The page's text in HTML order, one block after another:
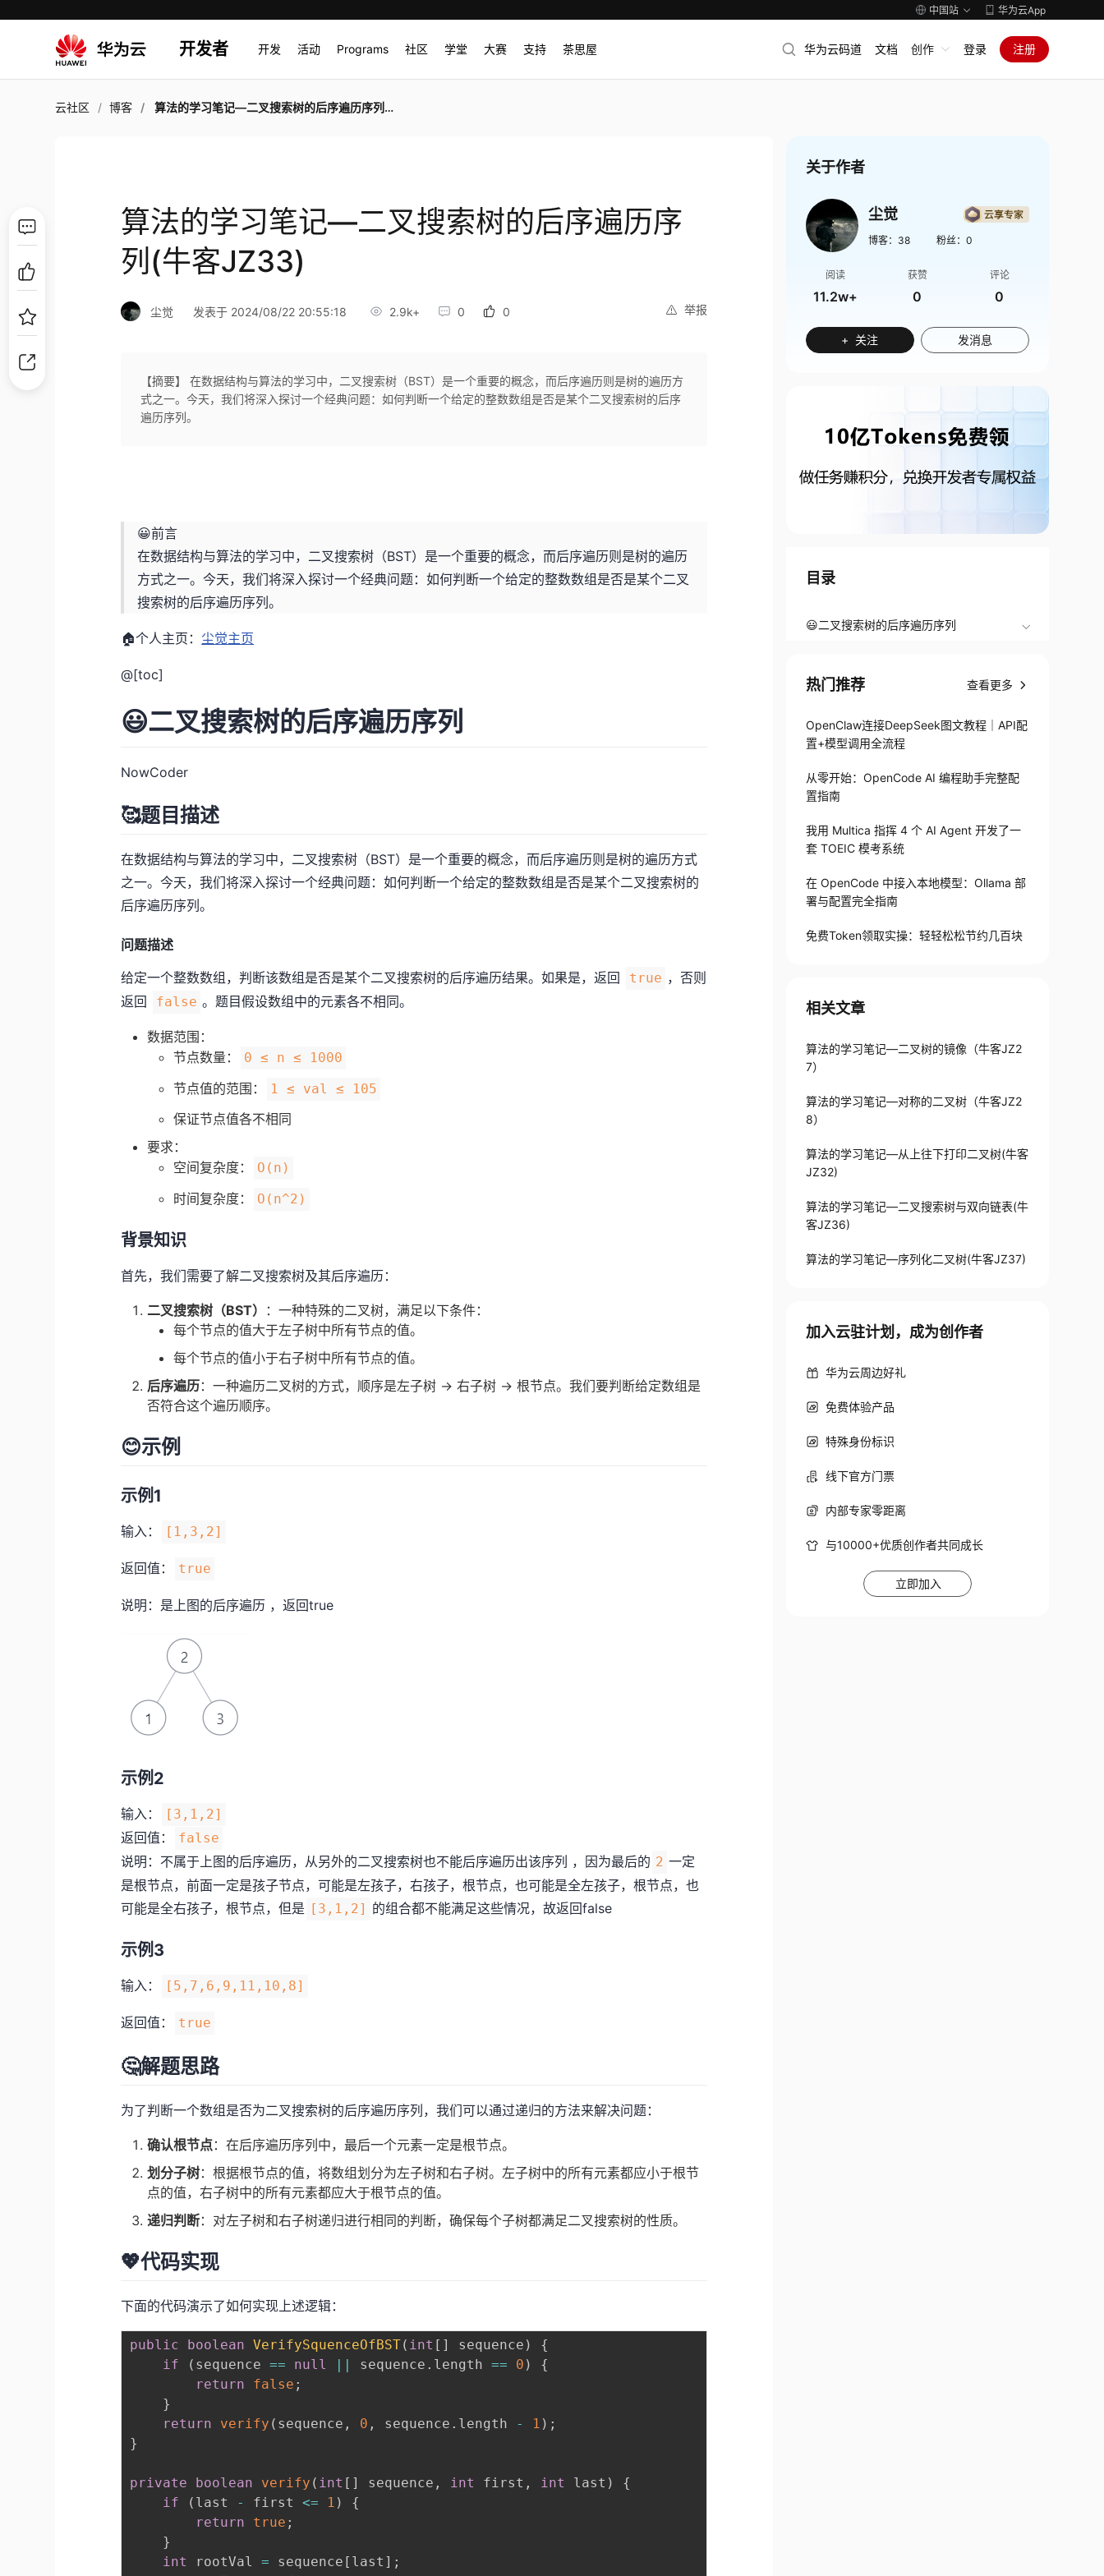
中国站 华为云App
开发者 开发 活动 Programs 社区 学堂 大赛 支持 茶思屋 华为云码道 文档 创作 登录 注册
云社区 博客 算法的学习笔记—二叉搜索树的后序遍历序列(牛客JZ33)
算法的学习笔记—二叉搜索树的后序遍历序
列(牛客JZ33)
举报
尘觉 发表于 2024/08/22 20:55:18 2.9k+ 0 0
【摘要】 在数据结构与算法的学习中，二叉搜索树（BST）是一个重要的概念，而后序遍历则是树的遍历方
式之一。今天，我们将深入探讨一个经典问题：如何判断一个给定的整数数组是否是某个二叉搜索树的后序
遍历序列。
😀前言
在数据结构与算法的学习中，二叉搜索树（BST）是一个重要的概念，而后序遍历则是树的遍历
方式之一。今天，我们将深入探讨一个经典问题：如何判断一个给定的整数数组是否是某个二叉
搜索树的后序遍历序列。
🏠个人主页： 尘觉主页
@[toc]
😃二叉搜索树的后序遍历序列
NowCoder
🥰题目描述
在数据结构与算法的学习中，二叉搜索树（BST）是一个重要的概念，而后序遍历则是树的遍历方式
之一。今天，我们将深入探讨一个经典问题：如何判断一个给定的整数数组是否是某个二叉搜索树的
后序遍历序列。
问题描述
给定一个整数数组，判断该数组是否是某个二叉搜索树的后序遍历结果。如果是，返回
true ，否则
返回
false 。题目假设数组中的元素各不相同。
数据范围：
节点数量：
0 ≤ n ≤ 1000
节点值的范围： 1 ≤ val ≤ 105
保证节点值各不相同
要求：
空间复杂度：
O(n)
时间复杂度： O(n^2)
背景知识
首先，我们需要了解二叉搜索树及其后序遍历：
二叉搜索树（BST）
：一种特殊的二叉树，满足以下条件：
每个节点的值大于左子树中所有节点的值。
每个节点的值小于右子树中所有节点的值。
后序遍历：一种遍历二叉树的方式，顺序是左子树 -> 右子树 -> 根节点。我们要判断给定数组是
否符合这个遍历顺序。
😊示例
示例1
输入： [1,3,2]
返回值： true
说明：是上图的后序遍历 ，返回true
示例2
输入： [3,1,2]
返回值： false
说明：不属于上图的后序遍历，从另外的二叉搜索树也不能后序遍历出该序列 ，因为最后的 2 一定
是根节点，前面一定是孩子节点，可能是左孩子，右孩子，根节点，也可能是全左孩子，根节点，也
可能是全右孩子，根节点，但是 [3,1,2] 的组合都不能满足这些情况，故返回false
示例3
输入： [5,7,6,9,11,10,8]
返回值： true
🤔解题思路
为了判断一个数组是否为二叉搜索树的后序遍历序列，我们可以通过递归的方法来解决问题：
确认根节点：在后序遍历序列中，最后一个元素一定是根节点。
划分子树：根据根节点的值，将数组划分为左子树和右子树。左子树中的所有元素都应小于根节
点的值，右子树中的所有元素都应大于根节点的值。
递归判断：对左子树和右子树递归进行相同的判断，确保每个子树都满足二叉搜索树的性质。
💖代码实现
下面的代码演示了如何实现上述逻辑：
public boolean VerifySquenceOfBST( int [ ] sequence )
{
if
( sequence == null sequence . length == 0 )
{
return
false ;
}
return
verify ( sequence , 0 , sequence . length - 1 ) ;
}
private boolean verify ( int [ ] sequence , int first , int last )
{
if
( last - first <= 1 )
{
return
true ;
}
int
rootVal = sequence [ last ] ;
关于作者
尘觉
博客： 38 粉丝： 0
阅读
11.2w+
获赞
0
评论
0
+ 关注 发消息
目录
😃二叉搜索树的后序遍历序列
热门推荐 查看更多
OpenClaw连接DeepSeek图文教程｜API配
置+模型调用全流程
从零开始：OpenCode AI 编程助手完整配
置指南
我用 Multica 指挥 4 个 AI Agent 开发了一
套 TOEIC 模考系统
在 OpenCode 中接入本地模型：Ollama 部
署与配置完全指南
免费Token领取实操：轻轻松松节约几百块
相关文章
算法的学习笔记—二叉树的镜像（牛客JZ2
7）
算法的学习笔记—对称的二叉树（牛客JZ2
8）
算法的学习笔记—从上往下打印二叉树(牛客
JZ32)
算法的学习笔记—二叉搜索树与双向链表(牛
客JZ36)
算法的学习笔记—序列化二叉树(牛客JZ37)
加入云驻计划，成为创作者
华为云周边好礼
免费体验产品
特殊身份标识
线下官方门票
内部专家零距离
与10000+优质创作者共同成长
立即加入